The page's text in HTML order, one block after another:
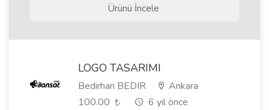
Ürünü İncele
LOGO TASARIMI
Bedirhan BEDIR
Ankara
100.00
6 yıl önce